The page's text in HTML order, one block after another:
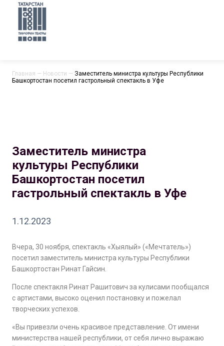
Главная — Новости — Заместитель министра культуры Республики
Башкортостан посетил гастрольный спектакль в Уфе
Заместитель министра
культуры Республики
Башкортостан посетил
гастрольный спектакль в Уфе
1.12.2023
Вчера, 30 ноября, спектакль «Хыялый» («Мечтатель»)
посетил заместитель министра культуры Республики
Башкортостан Ринат Гайсин.
После спектакля Ринат Рашитович за кулисами пообщался
с артистами, высоко оценил постановку и пожелал
творческих успехов.
«Вы привезли очень красивое представление. От имени
министерства нашей республики, от себя лично выражаю